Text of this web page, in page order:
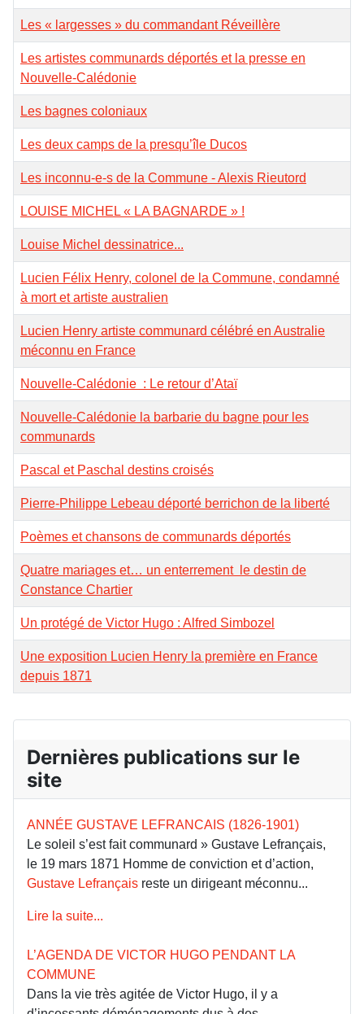
Les « largesses » du commandant Réveillère
Les artistes communards déportés et la presse en
Nouvelle-Calédonie
Les bagnes coloniaux
Les deux camps de la presqu’île Ducos
Les inconnu-e-s de la Commune - Alexis Rieutord
LOUISE MICHEL « LA BAGNARDE » !
Louise Michel dessinatrice...
Lucien Félix Henry, colonel de la Commune, condamné
à mort et artiste australien
Lucien Henry artiste communard célébré en Australie
méconnu en France
Nouvelle-Calédonie : Le retour d’Ataï
Nouvelle-Calédonie la barbarie du bagne pour les
communards
Pascal et Paschal destins croisés
Pierre-Philippe Lebeau déporté berrichon de la liberté
Poèmes et chansons de communards déportés
Quatre mariages et… un enterrement le destin de
Constance Chartier
Un protégé de Victor Hugo : Alfred Simbozel
Une exposition Lucien Henry la première en France
depuis 1871
Dernières publications sur le
site
ANNÉE GUSTAVE LEFRANCAIS (1826-1901)
Le soleil s’est fait communard » Gustave Lefrançais,
le 19 mars 1871 Homme de conviction et d’action,
Gustave Lefrançais reste un dirigeant méconnu...
Lire la suite...
L’AGENDA DE VICTOR HUGO PENDANT LA
COMMUNE
Dans la vie très agitée de Victor Hugo, il y a